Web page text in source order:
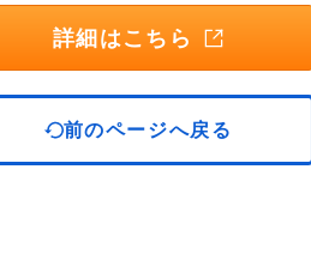
詳細はこちら
前のページへ戻る